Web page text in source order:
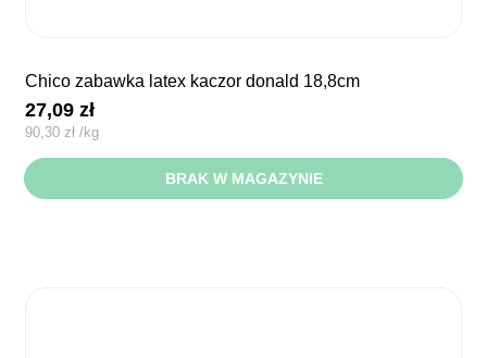
chico zabawka latex kaczor donald 18,8cm
27,09zł
90,30 zł /kg
BRAK W MAGAZYNIE